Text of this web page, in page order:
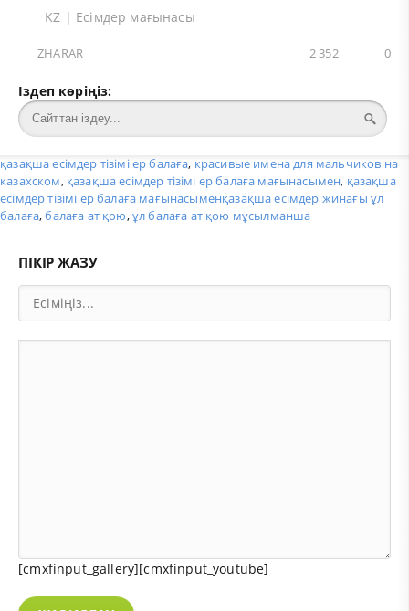
KZ | Есімдер мағынасы
ZHARAR 0
2 352
Іздеп көріңіз:
қазақша есімдер тізімі ер балаға, красивые имена для мальчиков на
казахском, қазақша есімдер тізімі ер балаға мағынасымен, қазақша
есімдер тізімі ер балаға мағынасыменқазақша есімдер жинағы ұл
балаға,балаға ат қою,ұл балаға ат қою мұсылманша
ПІКІР ЖАЗУ
[cmxfinput_gallery][cmxfinput_youtube]